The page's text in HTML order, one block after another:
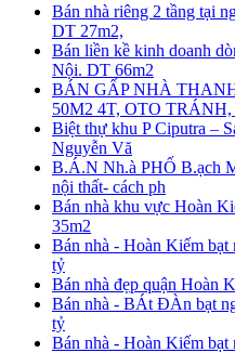
Bán nhà riêng 2 tầng tại
DT 27m2,
Bán liền kề kinh doanh
Nội. DT 66m2
BÁN GẤP NHÀ
50M2 4T, OTO
Biệt thự khu P Ciputra –
Nguyễn Vă
B.Á.N Nh.à PHỐ B.ạch
nội thất- cách ph
Bán nhà khu vực Hoàn
35m2
Bán nhà - Hoàn Kiếm bạt
tỷ
Bán nhà đẹp quận Hoàn
Bán nhà - BÁt ĐÀn bạt
tỷ
Bán nhà - Hoàn Kiếm bạt